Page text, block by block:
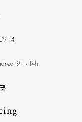
14
9h - 14h